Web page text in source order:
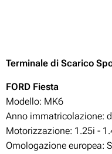
Terminale di Scarico
FORD Fiesta
Modello: MK6
Anno immatricolazione:
Motorizzazione: 1.25i -
Omologazione europea: